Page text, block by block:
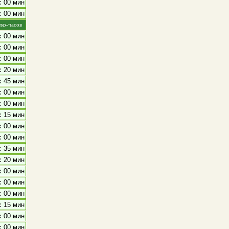
00 мин
00 мин
часов
00 мин
00 мин
00 мин
20 мин
45 мин
00 мин
00 мин
15 мин
00 мин
00 мин
35 мин
20 мин
00 мин
00 мин
00 мин
15 мин
00 мин
00 мин